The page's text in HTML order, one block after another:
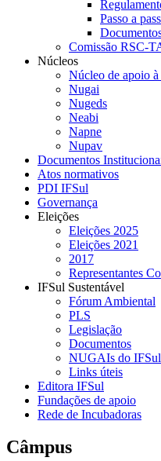
Passo a
Comissão RSC-
Núcleos
Núcleo de apoio
Nugai
Nugeds
Neabi
Napne
Nupav
Documentos
Atos normativos
PDI IFSul
Governança
Eleições
Eleições 2025
Eleições 2021
2017
Representantes
IFSul Sustentável
Fórum Ambiental
PLS
Legislação
Documentos
NUGAIs do IFSul
Links úteis
Editora IFSul
Fundações de apoio
Rede de Incubadoras
Câmpus